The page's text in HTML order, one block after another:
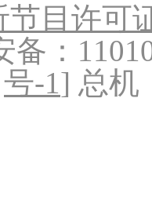
目许可
备：
号-1] 总机